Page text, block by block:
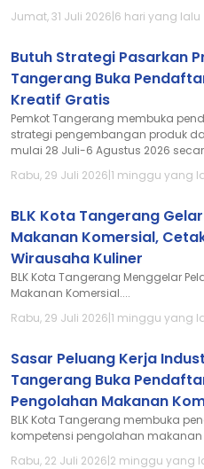
Jumat, 31 Juli 2026|6 hari yang lalu
Butuh Strategi Pasarkan
Tangerang Buka
Kreatif Gratis
Pemkot Tangerang membuka
strategi pengembangan produk
mulai 28 Juli-6 Agustus 2026
Rabu, 29 Juli 2026|1 minggu yang
BLK Kota Tangerang
Makanan Komersial,
Wirausaha Kuliner
BLK Kota Tangerang Menggelar
Makanan Komersial....
Rabu, 29 Juli 2026|1 minggu yang
Sasar Peluang Kerja
Tangerang Buka
Pengolahan Makanan
BLK Kota Tangerang membuka
kompetensi pengolahan makanan
Rabu, 22 Juli 2026|2 minggu yang